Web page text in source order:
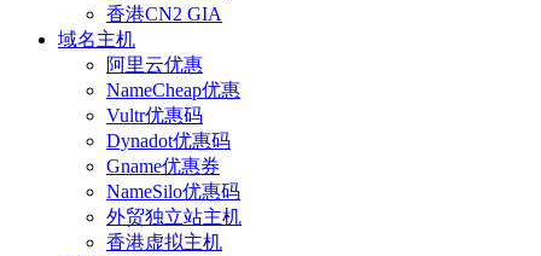
香港CN2 GIA
域名主机
阿里云优惠
NameCheap优惠
Vultr优惠码
Dynadot优惠码
Gname优惠券
NameSilo优惠码
外贸独立站主机
香港虚拟主机